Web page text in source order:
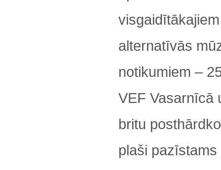
visgaidītākajiem
alternatīvās
notikumiem –
VEF Vasarnīcā
britu
plaši